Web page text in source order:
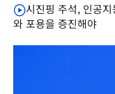
시진핑 주석, 인공
와 포용을 증진해야